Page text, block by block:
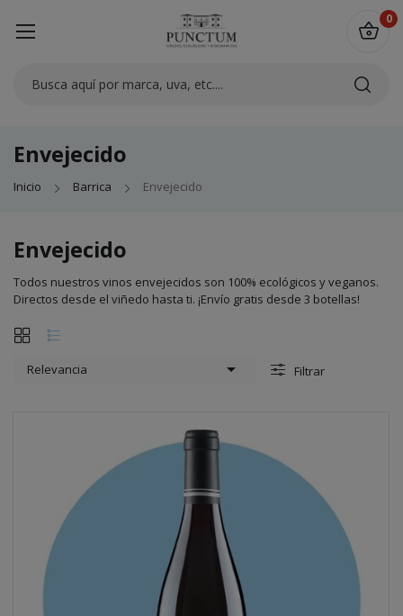
0
Envejecido
Inicio Barrica Envejecido
Envejecido
Todos nuestros vinos envejecidos son 100% ecológicos y veganos.
Directos desde el viñedo hasta ti. ¡Envío gratis desde 3 botellas!
Relevancia  Filtrar